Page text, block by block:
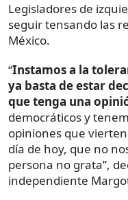
Legisladores de
seguir tensando las
México.
“Instamos a la
ya basta de estar
que tenga una
democráticos y
opiniones que
día de hoy, que no
persona no grata”,
independiente